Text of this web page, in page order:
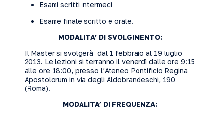
Esami scritti intermedi
Esame finale scritto e orale.
MODALITA’ DI SVOLGIMENTO:
Il Master si svolgerà dal 1 febbraio al 19 luglio
2013. Le lezioni si terranno il venerdì dalle ore 9:15
alle ore 18:00, presso l’Ateneo Pontificio Regina
Apostolorum in via degli Aldobrandeschi, 190
(Roma).
MODALITA’ DI FREQUENZA: